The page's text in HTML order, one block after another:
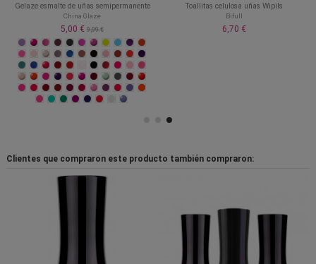
Gelaze esmalte de uñas semipermanente
China Glaze
5,00 € 9,99 €
Toallitas celulosa uñas Wipils
Bifull
6,70 €
Clientes que compraron este producto también compraron: